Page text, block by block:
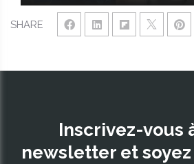
SHARE
Inscrivez-vous
newsletter et